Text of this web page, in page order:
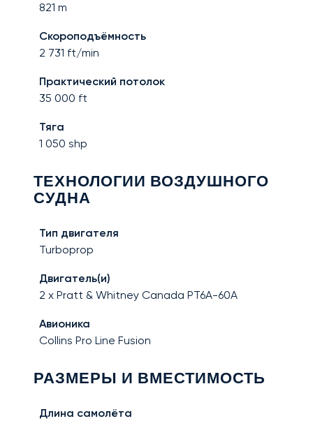
821 m
Скороподъёмность
2 731 ft/min
Практический потолок
35 000 ft
Тяга
1 050 shp
ТЕХНОЛОГИИ ВОЗДУШНОГО
СУДНА
Тип двигателя
Turboprop
Двигатель(и)
2 x Pratt & Whitney Canada PT6A-60A
Авионика
Collins Pro Line Fusion
РАЗМЕРЫ И ВМЕСТИМОСТЬ
Длина самолёта